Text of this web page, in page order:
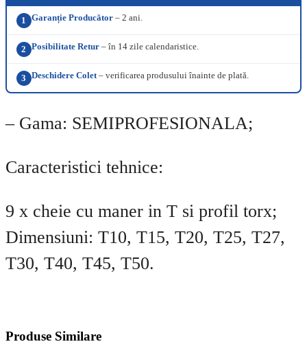
1 Garanție Producător– 2 ani.
2 Posibilitate Retur– în 14 zile calendaristice.
3 Deschidere Colet– verificarea produsului înainte de plată.
– Gama: SEMIPROFESIONALA;
Caracteristici tehnice:
9 x cheie cu maner in T si profil torx;
Dimensiuni: T10, T15, T20, T25, T27,
T30, T40, T45, T50.
Produse Similare